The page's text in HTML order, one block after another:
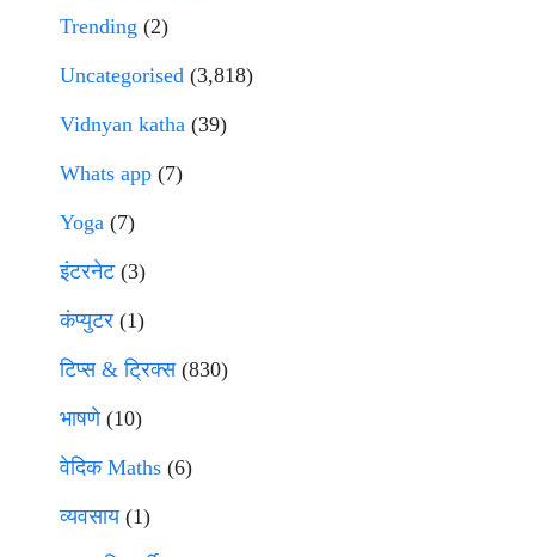
Trending (2)
Uncategorised (3,818)
Vidnyan katha (39)
Whats app (7)
Yoga (7)
इंटरनेट(3)
कंप्युटर (1)
टिप्स & ट्रिक्स(830)
भाषणे(10)
वेदिक Maths (6)
व्यवसाय(1)